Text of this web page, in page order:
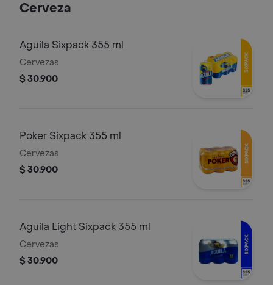
Cerveza
Aguila Sixpack 355 ml
Cervezas
$ 30.900
Poker Sixpack 355 ml
Cervezas
$ 30.900
Aguila Light Sixpack 355 ml
Cervezas
$ 30.900